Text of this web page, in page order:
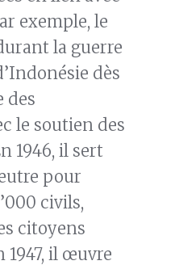
exemple, le
la guerre
dès
des
le soutien des
1946, il sert
pour
civils,
citoyens
1947, il œuvre